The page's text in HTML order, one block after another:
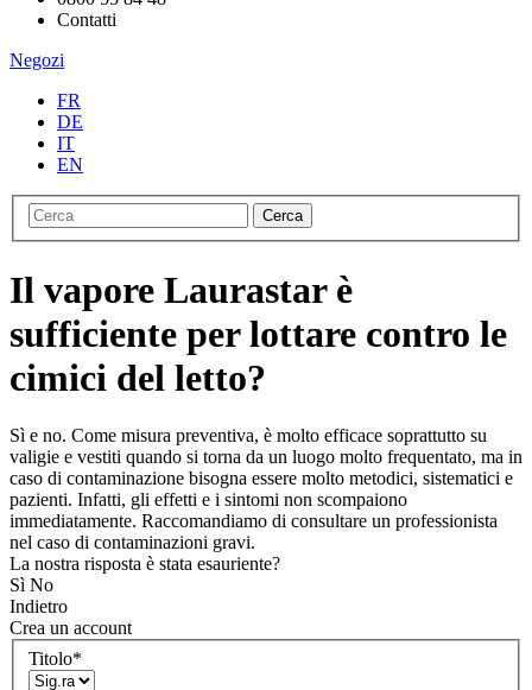
Contatti
Negozi
FR
DE
IT
EN
Cerca
Il vapore Laurastar è
sufficiente per lottare contro le
cimici del letto?
Sì e no. Come misura preventiva, è molto efficace soprattutto su
valigie e vestiti quando si torna da un luogo molto frequentato, ma in
caso di contaminazione bisogna essere molto metodici, sistematici e
pazienti. Infatti, gli effetti e i sintomi non scompaiono
immediatamente. Raccomandiamo di consultare un professionista
nel caso di contaminazioni gravi.
La nostra risposta è stata esauriente?
Sì No
Indietro
Crea un account
Titolo*